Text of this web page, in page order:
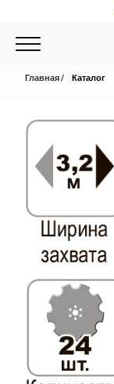
Главная Каталог